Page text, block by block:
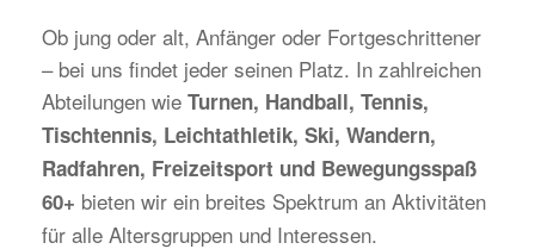
Ob jung oder alt, Anfänger oder Fortgeschrittener
– bei uns findet jeder seinen Platz. In zahlreichen
Abteilungen wie Turnen, Handball, Tennis,
Tischtennis, Leichtathletik, Ski, Wandern,
Radfahren, Freizeitsport und Bewegungsspaß
60+ bieten wir ein breites Spektrum an Aktivitäten
für alle Altersgruppen und Interessen.